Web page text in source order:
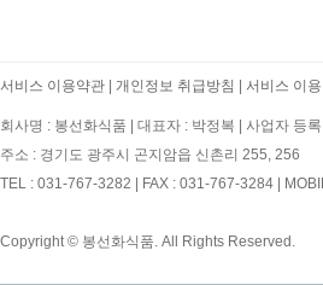
서비스 이용약관 개인정보 취급방침 서비스 이
회사명 : 봉선화식품 대표자 : 박정복 사업자 등
주소 : 경기도 광주시 곤지암읍 신촌리 255, 256
TEL : 031-767-3282
FAX : 031-767-3284
Copyright © 봉선화식품. All Rights Reserved.